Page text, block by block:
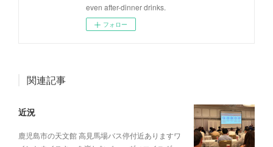
even after-dinner drinks.
フォロー
関連記事
近況
鹿児島市の天文館 高見馬場バス停付近ありますワ